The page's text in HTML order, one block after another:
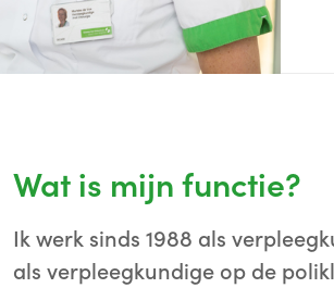
Wat is mijn functie?
Ik werk sinds 1988 als
als verpleegkundige op de